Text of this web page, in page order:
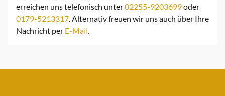
erreichen uns telefonisch unter02255-9203699oder
0179-5213317. Alternativ freuen wir uns auch über Ihre
Nachricht per E-Mail.